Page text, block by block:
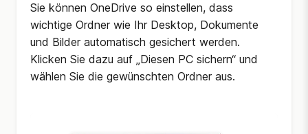
Sie können OneDrive so einstellen, dass
wichtige Ordner wie Ihr Desktop, Dokumente
und Bilder automatisch gesichert werden.
Klicken Sie dazu auf „Diesen PC sichern“ und
wählen Sie die gewünschten Ordner aus.